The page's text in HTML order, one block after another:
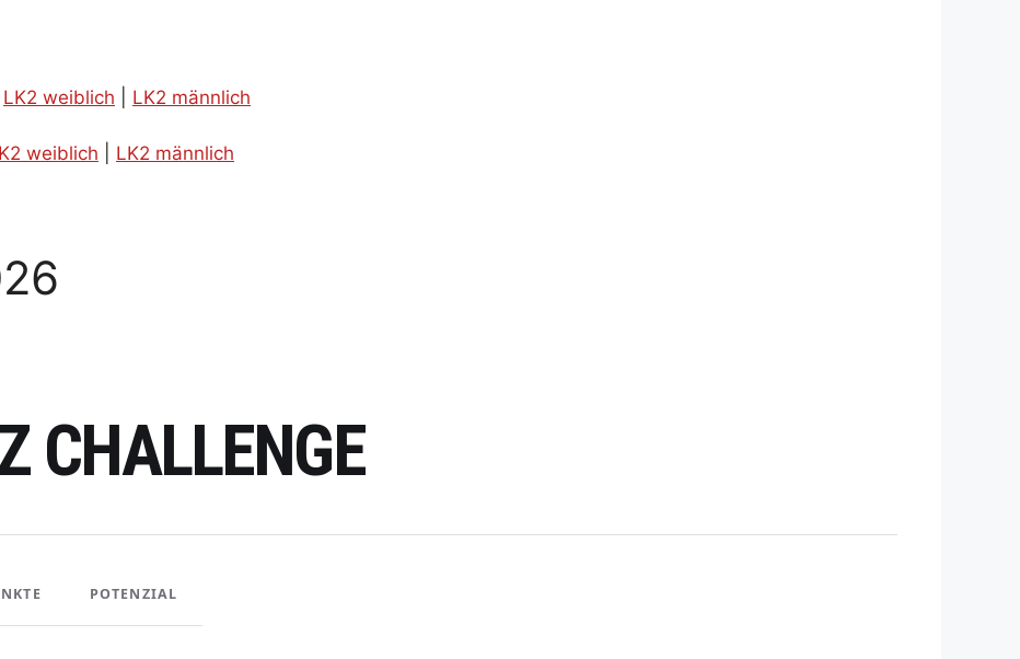
LK2 weiblich LK2 männlich
weiblich LK2 männlich
CHALLENGE
POTENZIAL